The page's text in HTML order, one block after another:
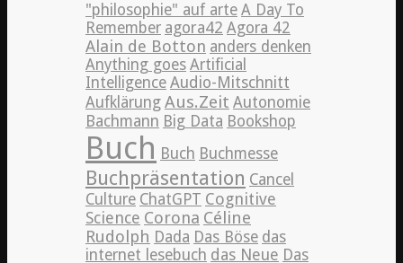
"philosophie" auf arte A Day To
Remember agora42 Agora 42
Alain de Botton anders denken
Anything goes Artificial
Intelligence Audio-Mitschnitt
Aufklärung Aus.Zeit Autonomie
Bachmann Big Data Bookshop
Buch Buch Buchmesse
Buchpräsentation Cancel
Culture ChatGPT Cognitive
Science Corona Céline
Rudolph Dada Das Böse das
internet lesebuch das Neue Das